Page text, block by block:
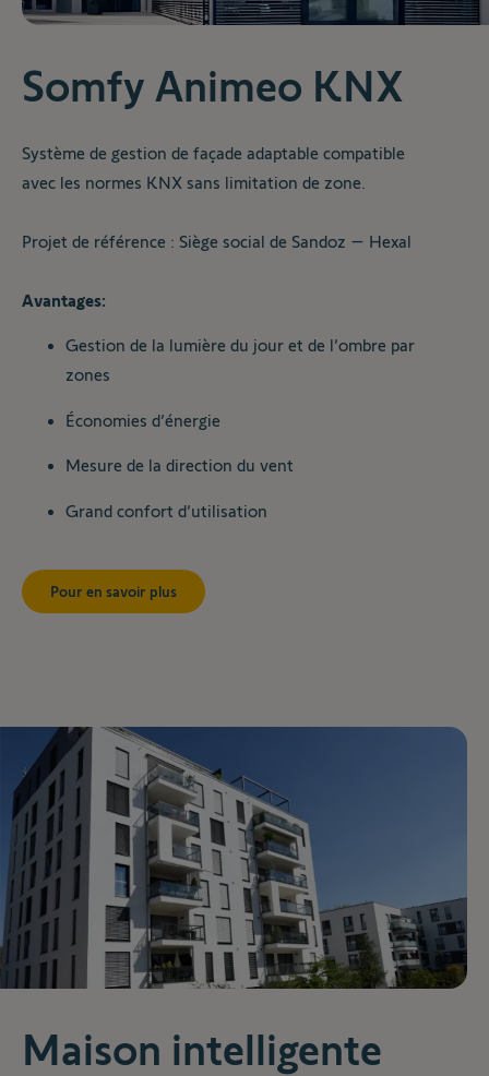
Somfy Animeo KNX
Système de gestion de façade adaptable compatible
avec les normes KNX sans limitation de zone.
Projet de référence : Siège social de Sandoz – Hexal
Avantages:
Gestion de la lumière du jour et de l’ombre par
zones
Économies d’énergie
Mesure de la direction du vent
Grand confort d’utilisation
Pour en savoir plus
Maison intelligente